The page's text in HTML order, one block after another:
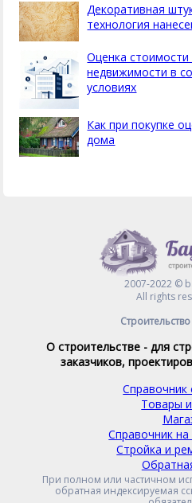
Декоративная
технология
Оценка
недвижимости в
условиях
Как при покупке
дома
2007-2022 ©
All rights
О строительстве - для
заказчиков,
Справочник
Товары и
Справочник
Стройка и
При полном или частичном
обратная индексируемая